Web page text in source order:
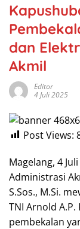
dan
Akmil
Editor
4 Juli 2025
Post Views:
Magelang, 4
Administrasi
S.Sos., M.Si.
TNI Arnold
pembekalan